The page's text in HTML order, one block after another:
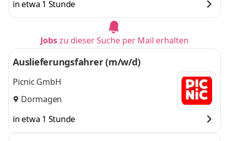
in etwa 1 Stunde
Jobszu dieser Suche per Mail erhalten
Auslieferungsfahrer (m/w/d)
Picnic GmbH
Dormagen
in etwa 1 Stunde